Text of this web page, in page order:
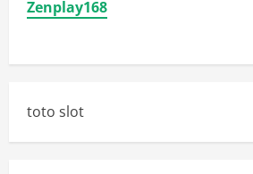
Zenplay168
toto slot